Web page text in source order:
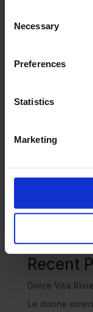
Selection
Necessary
Preferences
Statistics
Marketing
In un’epoca
affetti e dei
fortunati al
collettivo di...
Recent
Dolce Vita
Le donne